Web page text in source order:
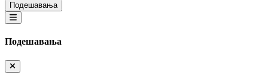
Подешавања
Подешавања